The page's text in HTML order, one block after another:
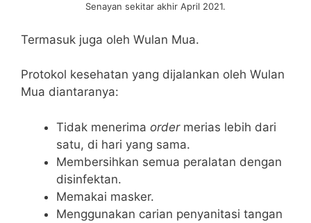
Senayan sekitar akhir April 2021.
Termasuk juga oleh Wulan Mua.
Protokol kesehatan yang dijalankan oleh Wulan
Mua diantaranya:
Tidak menerima ordermerias lebih dari
satu, di hari yang sama.
Membersihkan semua peralatan dengan
disinfektan.
Memakai masker.
Menggunakan carian penyanitasi tangan